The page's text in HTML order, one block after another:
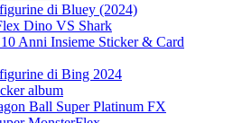
di Bluey (2024)
Dino VS Shark
Anni Insieme Sticker & Card
di Bing 2024
album
Ball Super Platinum FX